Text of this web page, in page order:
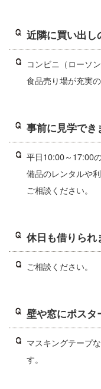
近隣に買い出し
コンビニ（ローソ
食品売り場が充実
事前に見学でき
平日10:00～17:00
備品のレンタルや
ご相談ください。
休日も借りられ
ご相談ください。
壁や窓にポスタ
マスキングテープ
す。